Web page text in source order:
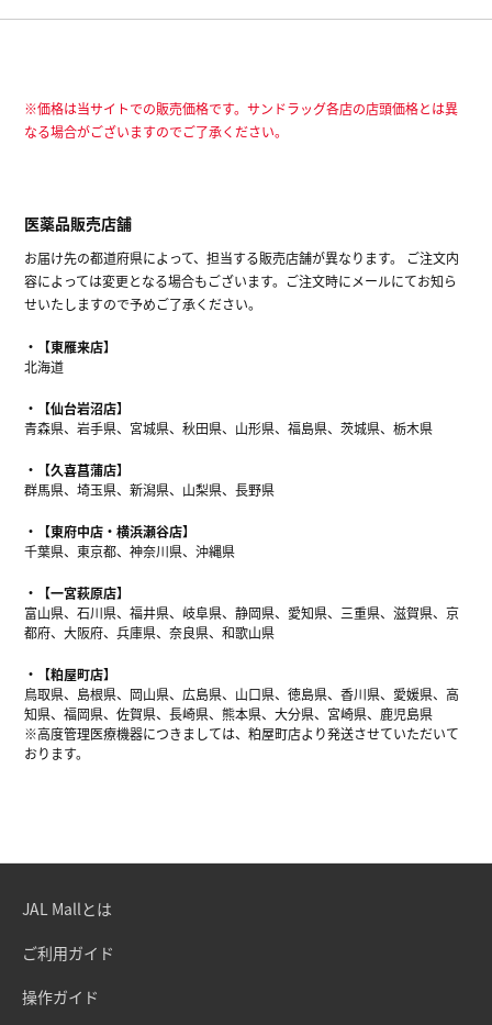
※価格は当サイトでの販売価格です。サンドラッグ各店の店頭価格とは異
なる場合がございますのでご了承ください。
医薬品販売店舗
お届け先の都道府県によって、担当する販売店舗が異なります。 ご注文内
容によっては変更となる場合もございます。ご注文時にメールにてお知ら
せいたしますので予めご了承ください。
【東雁来店】
北海道
【仙台岩沼店】
青森県、岩手県、宮城県、秋田県、山形県、福島県、茨城県、栃木県
【久喜菖蒲店】
群馬県、埼玉県、新潟県、山梨県、長野県
【東府中店・横浜瀬谷店】
千葉県、東京都、神奈川県、沖縄県
【一宮萩原店】
富山県、石川県、福井県、岐阜県、静岡県、愛知県、三重県、滋賀県、京
都府、大阪府、兵庫県、奈良県、和歌山県
【粕屋町店】
鳥取県、島根県、岡山県、広島県、山口県、徳島県、香川県、愛媛県、高
知県、福岡県、佐賀県、長崎県、熊本県、大分県、宮崎県、鹿児島県
※高度管理医療機器につきましては、粕屋町店より発送させていただいて
おります。
JAL Mallとは
ご利用ガイド
操作ガイド